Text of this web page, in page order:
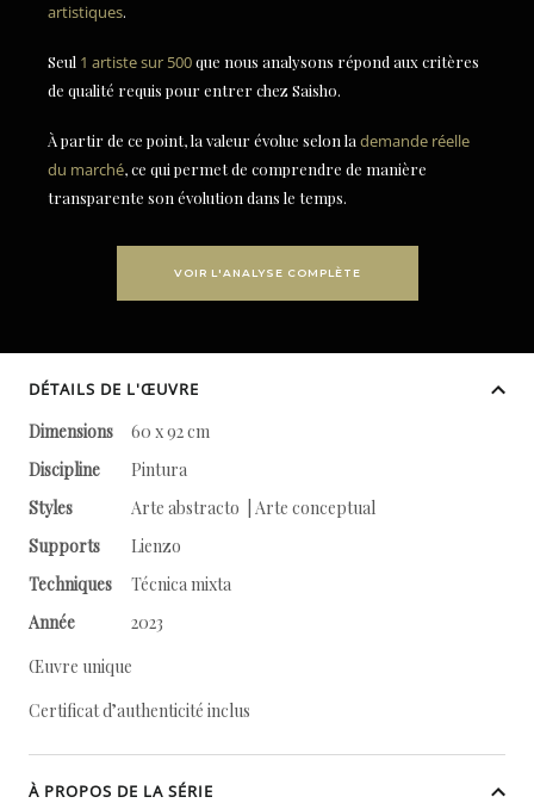
artistiques.
Seul 1 artiste sur 500que nous analysons répond aux critères
de qualité requis pour entrer chez Saisho.
À partir de ce point, la valeur évolue selon la demande réelle
du marché, ce qui permet de comprendre de manière
transparente son évolution dans le temps.
VOIR L'ANALYSE COMPLÈTE
DÉTAILS DE L'ŒUVRE
Dimensions
60 x 92 cm
Discipline
Pintura
Styles
Arte abstracto | Arte conceptual
Supports
Lienzo
Techniques
Técnica mixta
Année
2023
Œuvre unique
Certificat d’authenticité inclus
À PROPOS DE LA SÉRIE